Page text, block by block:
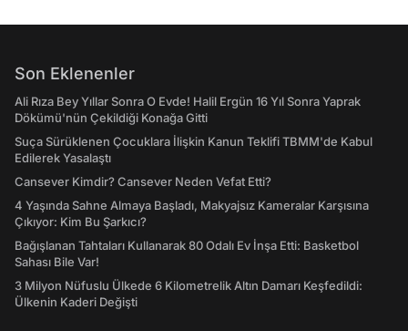
Son Eklenenler
Ali Rıza Bey Yıllar Sonra O Evde! Halil Ergün 16 Yıl Sonra Yaprak
Dökümü'nün Çekildiği Konağa Gitti
Suça Sürüklenen Çocuklara İlişkin Kanun Teklifi TBMM'de Kabul
Edilerek Yasalaştı
Cansever Kimdir? Cansever Neden Vefat Etti?
4 Yaşında Sahne Almaya Başladı, Makyajsız Kameralar Karşısına
Çıkıyor: Kim Bu Şarkıcı?
Bağışlanan Tahtaları Kullanarak 80 Odalı Ev İnşa Etti: Basketbol
Sahası Bile Var!
3 Milyon Nüfuslu Ülkede 6 Kilometrelik Altın Damarı Keşfedildi:
Ülkenin Kaderi Değişti